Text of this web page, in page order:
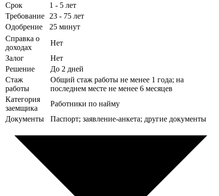
Срок
1 - 5 лет
Требование
23 - 75 лет
Одобрение
25 минут
Справка о
доходах
Нет
Залог
Нет
Решение
До 2 дней
Стаж
работы
Общий стаж работы не менее 1 года; на
последнем месте не менее 6 месяцев
Категория
заемщика
Работники по найму
Документы
Паспорт; заявление-анкета; другие документы